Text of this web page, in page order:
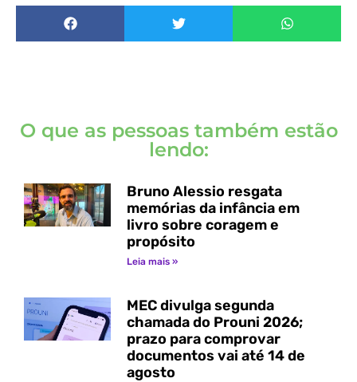
O que as pessoas também estão
lendo:
Bruno Alessio resgata
memórias da infância em
livro sobre coragem e
propósito
Leia mais »
MEC divulga segunda
chamada do Prouni 2026;
prazo para comprovar
documentos vai até 14 de
agosto